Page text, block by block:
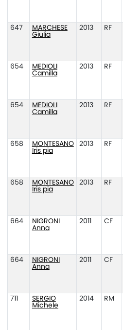
647
MARCHESE
Giulia
2013 RF
654
MEDIOLI
Camilla
2013 RF
654
MEDIOLI
Camilla
2013 RF
658
MONTESANO
Iris pia
2013 RF
658
MONTESANO
Iris pia
2013 RF
664
NIGRONI
Anna
2011 CF
664
NIGRONI
Anna
2011 CF
711
SERGIO
Michele
2014 RM